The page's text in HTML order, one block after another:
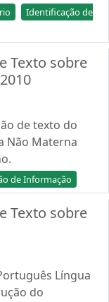
Identificação de
Texto sobre
de texto do
Não Materna
de Informação
Texto sobre
Língua
do